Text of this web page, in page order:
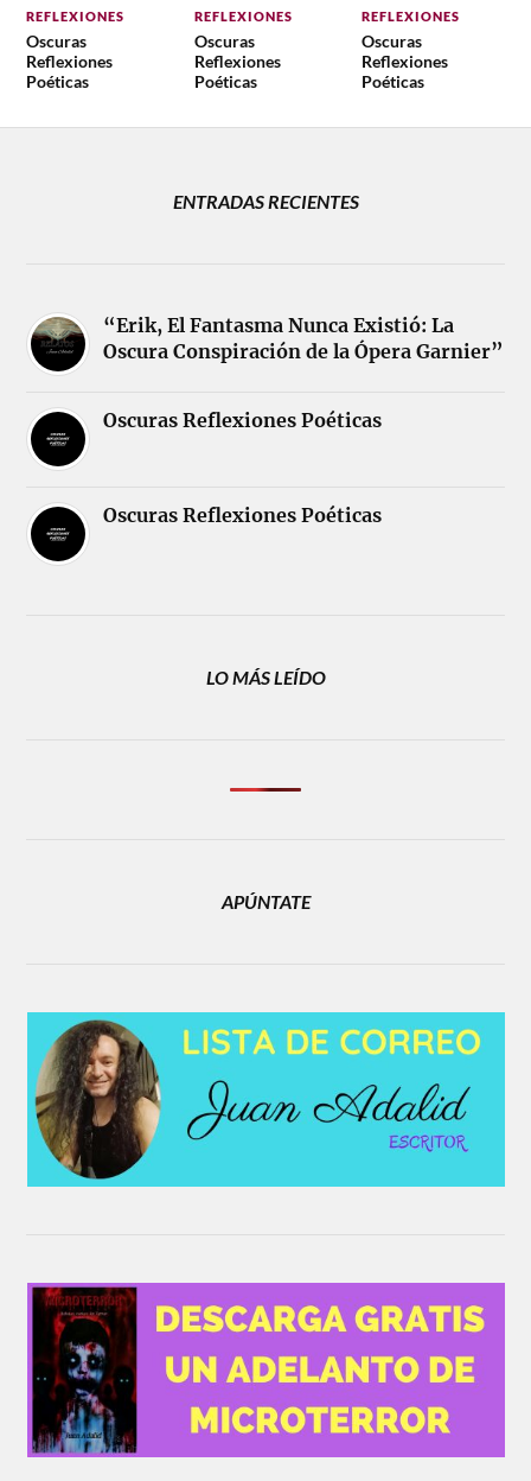
REFLEXIONES
Oscuras
Reflexiones
Poéticas
REFLEXIONES
Oscuras
Reflexiones
Poéticas
REFLEXIONES
Oscuras
Reflexiones
Poéticas
ENTRADAS RECIENTES
“Erik, El Fantasma Nunca Existió: La
Oscura Conspiración de la Ópera Garnier”
Oscuras Reflexiones Poéticas
Oscuras Reflexiones Poéticas
LO MÁS LEÍDO
APÚNTATE